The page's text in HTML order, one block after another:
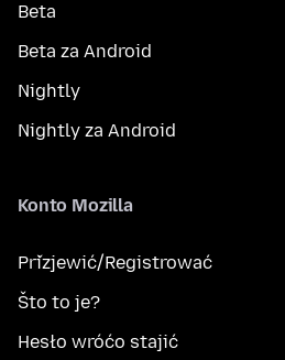
Beta
Beta za Android
Nightly
Nightly za Android
Konto Mozilla
Přizjewić/Registrować
Što to je?
Hesło wróćo stajić